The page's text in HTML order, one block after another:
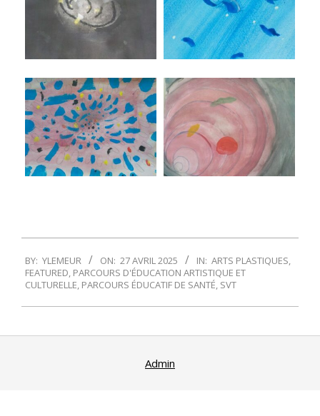
04-
27
BY: YLEMEUR ON: 27 AVRIL 2025 IN: ARTS PLASTIQUES,
FEATURED, PARCOURS D'ÉDUCATION ARTISTIQUE ET
CULTURELLE, PARCOURS ÉDUCATIF DE SANTÉ, SVT
Admin